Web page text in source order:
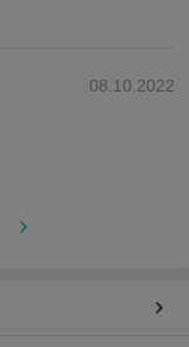
08.10.2022